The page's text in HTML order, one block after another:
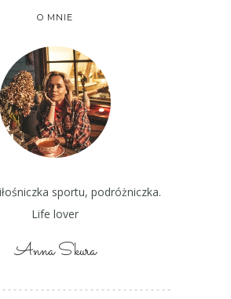
O MNIE
sportu, podróżniczka.
Life lover
Anna Skura